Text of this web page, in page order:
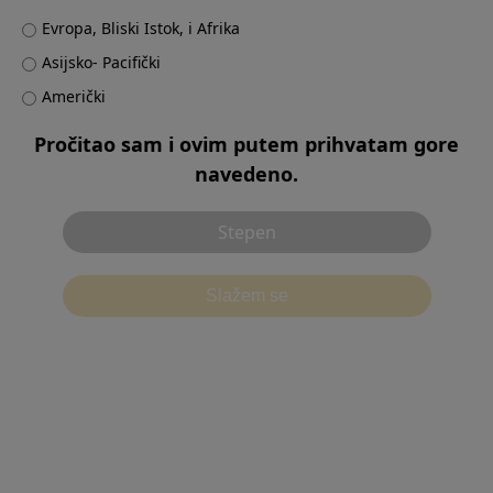
別ウィンドウで開
Politika kolačića
Preporučeno okruženje
Kontaktirajte nas
Подешавања колачића
Evropa, Bliski Istok, i Afrika
Asijsko- Pacifički
Američki
Pročitao sam i ovim putem prihvatam gore
navedeno.
Stepen
Slažem se